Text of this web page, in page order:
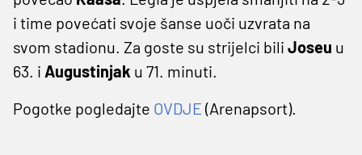
i time povećati svoje šanse uoči uzvrata na
svom stadionu. Za goste su strijelci bili Joseu u
63. i Augustinjak u 71. minuti.
Pogotke pogledajte OVDJE (Arenapsort).